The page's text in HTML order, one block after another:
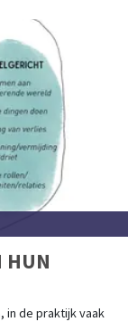
HUN
in de praktijk vaak